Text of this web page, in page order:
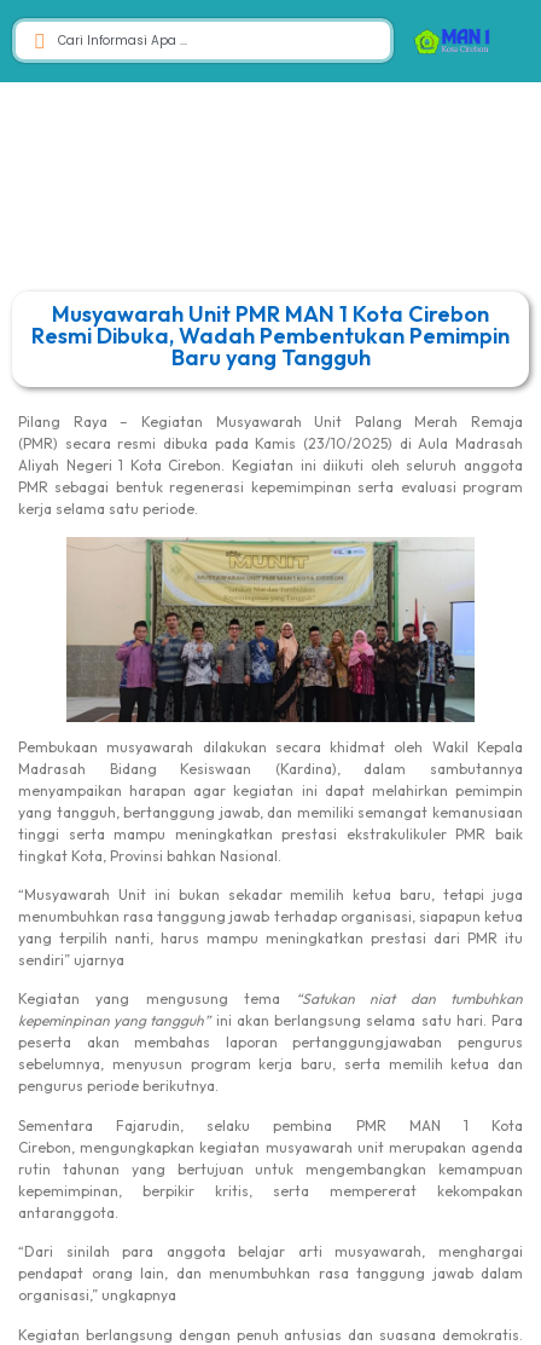
Musyawarah Unit PMR MAN 1 Kota Cirebon
Resmi Dibuka, Wadah Pembentukan Pemimpin
Baru yang Tangguh
Pilang Raya – Kegiatan Musyawarah Unit Palang Merah Remaja
(PMR) secara resmi dibuka pada Kamis (23/10/2025) di Aula Madrasah
Aliyah Negeri 1 Kota Cirebon. Kegiatan ini diikuti oleh seluruh anggota
PMR sebagai bentuk regenerasi kepemimpinan serta evaluasi program
kerja selama satu periode.
Pembukaan musyawarah dilakukan secara khidmat oleh Wakil Kepala
Madrasah Bidang Kesiswaan (Kardina), dalam sambutannya
menyampaikan harapan agar kegiatan ini dapat melahirkan pemimpin
yang tangguh, bertanggung jawab, dan memiliki semangat kemanusiaan
tinggi serta mampu meningkatkan prestasi ekstrakulikuler PMR baik
tingkat Kota, Provinsi bahkan Nasional.
“Musyawarah Unit ini bukan sekadar memilih ketua baru, tetapi juga
menumbuhkan rasa tanggung jawab terhadap organisasi, siapapun ketua
yang terpilih nanti, harus mampu meningkatkan prestasi dari PMR itu
sendiri” ujarnya
Kegiatan yang mengusung tema “Satukan niat dan tumbuhkan
kepeminpinan yang tangguh”ini akan berlangsung selama satu hari. Para
peserta akan membahas laporan pertanggungjawaban pengurus
sebelumnya, menyusun program kerja baru, serta memilih ketua dan
pengurus periode berikutnya.
Sementara Fajarudin, selaku pembina PMR MAN 1 Kota
Cirebon, mengungkapkan kegiatan musyawarah unit merupakan agenda
rutin tahunan yang bertujuan untuk mengembangkan kemampuan
kepemimpinan, berpikir kritis, serta mempererat kekompakan
antaranggota.
“Dari sinilah para anggota belajar arti musyawarah, menghargai
pendapat orang lain, dan menumbuhkan rasa tanggung jawab dalam
organisasi,” ungkapnya
Kegiatan berlangsung dengan penuh antusias dan suasana demokratis.